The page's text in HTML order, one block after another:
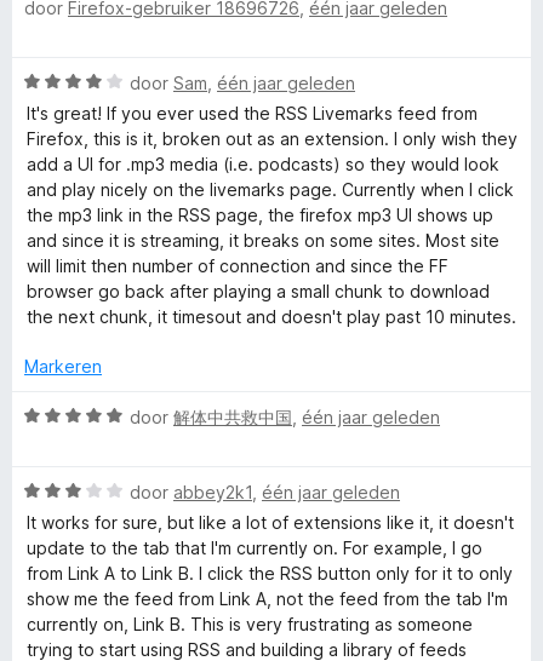
e
n
g
:
5
v
a
n
5
a
d
e
r
n
g
:
4
v
a
5
door Firefox-gebruiker 18696726 één jaar geleden
W
a
a
r
d
e
r
n
g
4
a
door Sam één jaar geleden
It's great! If you ever used the RSS Livemarks feed from
Firefox, this is it, broken out as an extension. I only wish they
add a UI for .mp3 media (i.e. podcasts) so they would look
and play nicely on the livemarks page. Currently when I click
the mp3 link in the RSS page, the firefox mp3 UI shows up
and since it is streaming, it breaks on some sites. Most site
will limit then number of connection and since the FF
browser go back after playing a small chunk to download
the next chunk, it timesout and doesn't play past 10 minutes.
Markeren
W
r
d
e
r
n
g
door 解体中共救中国 één jaar geleden
W
a
a
r
d
e
r
door abbey2k1 één jaar geleden
It works for sure, but like a lot of extensions like it, it doesn't
update to the tab that I'm currently on. For example, I go
from Link A to Link B. I click the RSS button only for it to only
show me the feed from Link A, not the feed from the tab I'm
currently on, Link B. This is very frustrating as someone
trying to start using RSS and building a library of feeds